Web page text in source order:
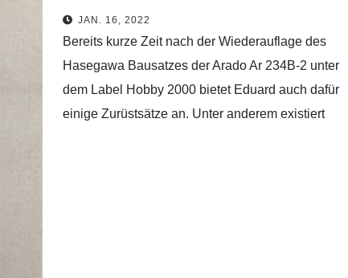
Eduard – 644126 - Löök – 1/48
JAN. 16, 2022
Bereits kurze Zeit nach der Wiederauflage des
Hasegawa Bausatzes der Arado Ar 234B-2 unter
dem Label Hobby 2000 bietet Eduard auch dafür
einige Zurüstsätze an. Unter anderem existiert